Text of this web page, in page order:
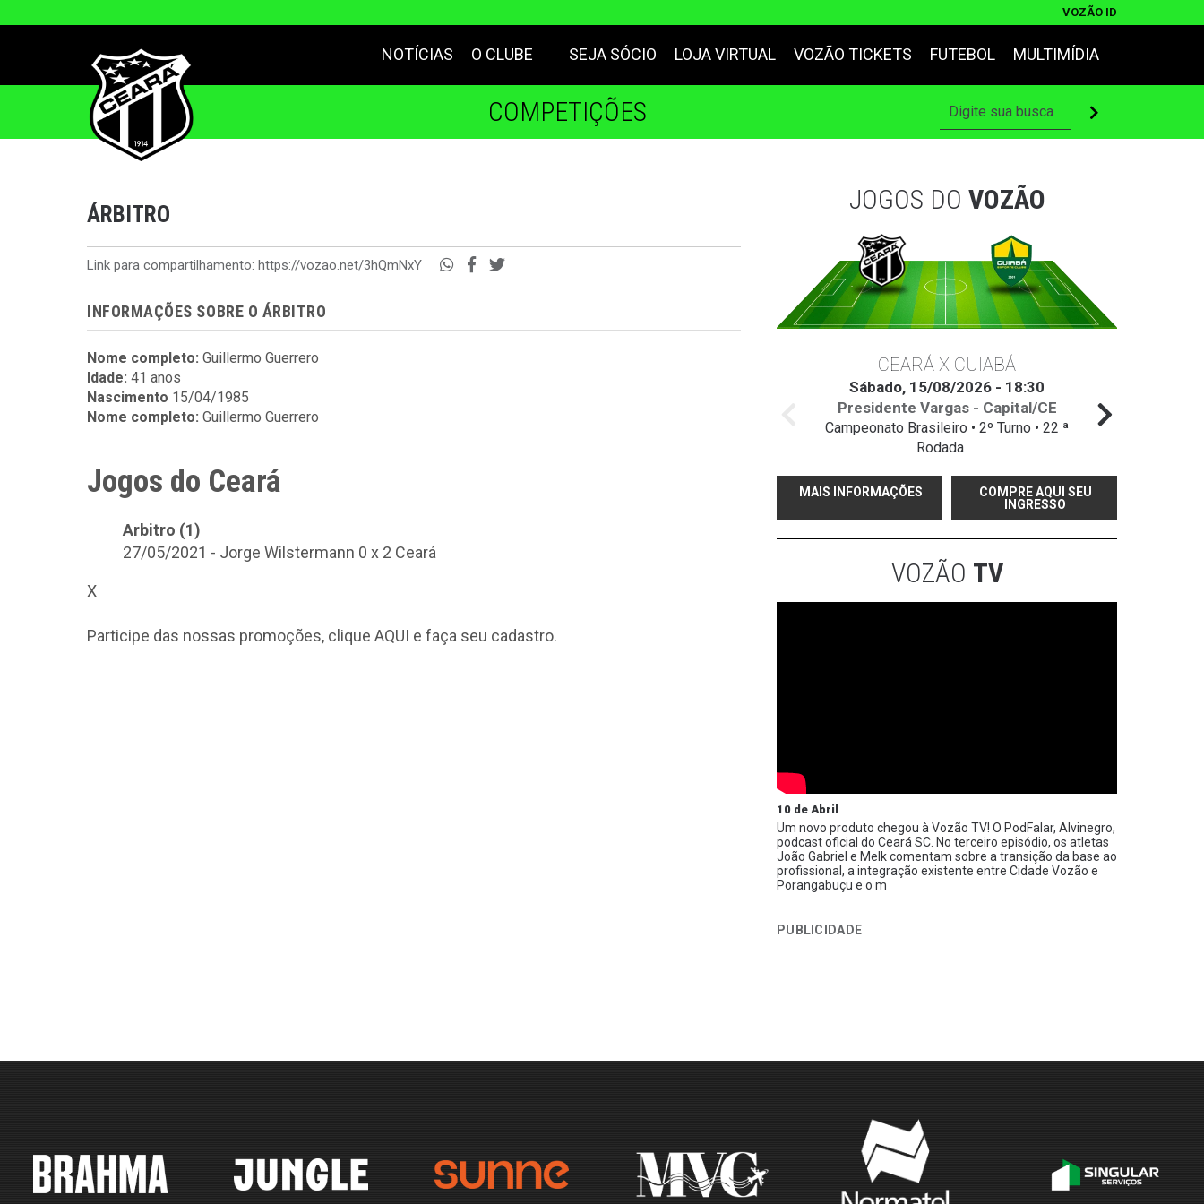
VOZÃO ID
NOTÍCIAS O CLUBE SEJA SÓCIO LOJA VIRTUAL VOZÃO TICKETS FUTEBOL MULTIMÍDIA
COMPETIÇÕES
ÁRBITRO
Link para compartilhamento: https://vozao.net/3hQmNxY
INFORMAÇÕES SOBRE O ÁRBITRO
Nome completo: Guillermo Guerrero
Idade: 41 anos
Nascimento 15/04/1985
Nome completo: Guillermo Guerrero
Jogos do Ceará
Arbitro (1)
27/05/2021 - Jorge Wilstermann 0 x 2 Ceará
X
Participe das nossas promoções, clique AQUI e faça seu cadastro.
JOGOS DO VOZÃO
CEARÁ X CUIABÁ
Sábado, 15/08/2026 - 18:30
Presidente Vargas - Capital/CE
Campeonato Brasileiro • 2º Turno • 22 ª
Rodada
MAIS INFORMAÇÕES
COMPRE AQUI SEU
INGRESSO
VOZÃO TV
10 de Abril
Um novo produto chegou à Vozão TV! O PodFalar, Alvinegro,
podcast oficial do Ceará SC. No terceiro episódio, os atletas
João Gabriel e Melk comentam sobre a transição da base ao
profissional, a integração existente entre Cidade Vozão e
Porangabuçu e o m
PUBLICIDADE